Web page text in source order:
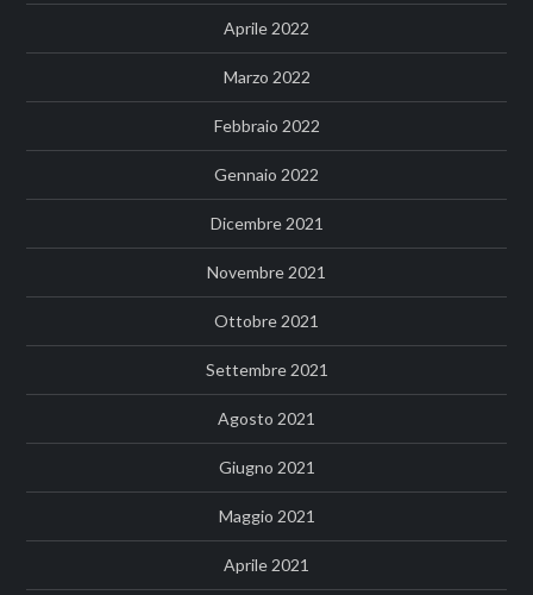
Aprile 2022
Marzo 2022
Febbraio 2022
Gennaio 2022
Dicembre 2021
Novembre 2021
Ottobre 2021
Settembre 2021
Agosto 2021
Giugno 2021
Maggio 2021
Aprile 2021